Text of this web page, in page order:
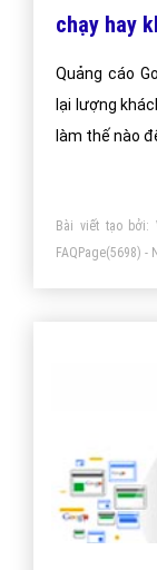
chạy hay
Quảng cáo
lại lượng
làm thế nào
Bài viết tạo bởi:
FAQPage(5698) -